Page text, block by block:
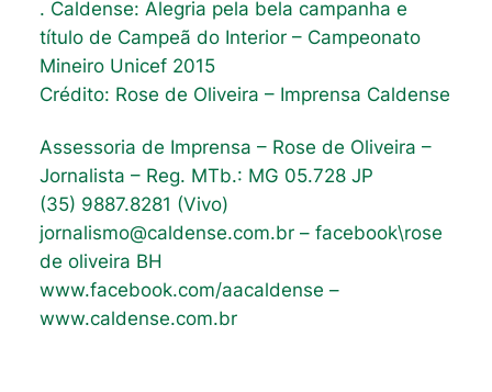
. Caldense: Alegria pela bela campanha e
título de Campeã do Interior – Campeonato
Mineiro Unicef 2015
Crédito: Rose de Oliveira – Imprensa Caldense
Assessoria de Imprensa – Rose de Oliveira –
Jornalista – Reg. MTb.: MG 05.728 JP
(35) 9887.8281 (Vivo)
jornalismo@caldense.com.br – facebook\rose
de oliveira BH
www.facebook.com/aacaldense –
www.caldense.com.br